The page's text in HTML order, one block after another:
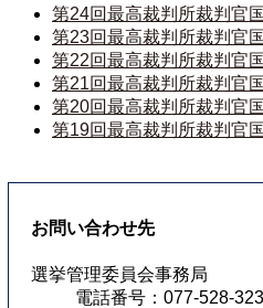
第24回最高裁判所裁判官
第23回最高裁判所裁判官
第22回最高裁判所裁判官
第21回最高裁判所裁判官
第20回最高裁判所裁判官
第19回最高裁判所裁判官
お問い合わせ先
選挙管理委員会事務局
電話番号：077-528-